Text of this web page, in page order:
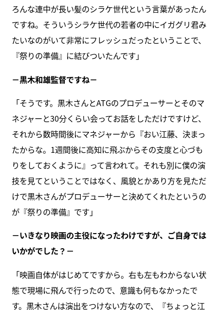
ろんな連中が長い髪のシラケ世代という言葉があったん
ですね。そういうシラケ世代の若者の中にイガグリ君み
たいなのがいて非常にフレッシュだったということで、
『祭りの準備』に結びついたんです」
－黒木和雄監督ですね－
「そうです。黒木さんとATGのプロデューサーとそのマ
ネジャーと30分くらい会ってお話をしただけですけど、
それから数時間後にマネジャーから『おい江藤、決まっ
たからな。1週間後に高知に飛ぶからその支度と心づも
りをしておくように』って言われて。それも別に僕の演
技を見てということではなく、風貌とかあり方を見ただ
けで黒木さんがプロデューサーと決めてくれたというの
が『祭りの準備』です」
－いきなり映画の主役になったわけですが、ご自身では
いかがでした？－
「映画自体がはじめてですから。右も左もわからない状
態で現場に飛んで行ったので、意識も何もなかったで
す。黒木さんは演出をつけない方なので、『ちょっと江